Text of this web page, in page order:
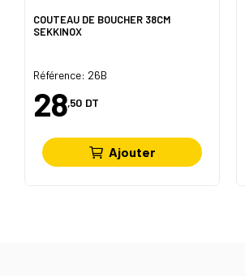
COUTEAU DE BOUCHER 38CM
SEKKINOX
Référence: 26B
28,50 DT
Ajouter